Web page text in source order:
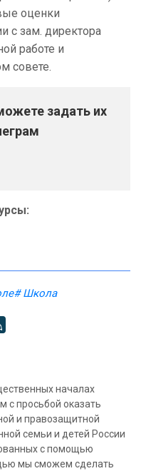
оценки
с зам. директора
работе и
совете.
задать их
# Школа
началах
с просьбой оказать
и правозащитной
семьи и детей России
с помощью
мы сможем сделать